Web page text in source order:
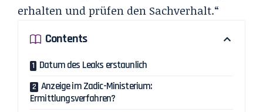
erhalten und prüfen den Sachverhalt.“
Contents
Datum des Leaks erstaunlich
Anzeige im Zadic-Ministerium:
Ermittlungsverfahren?